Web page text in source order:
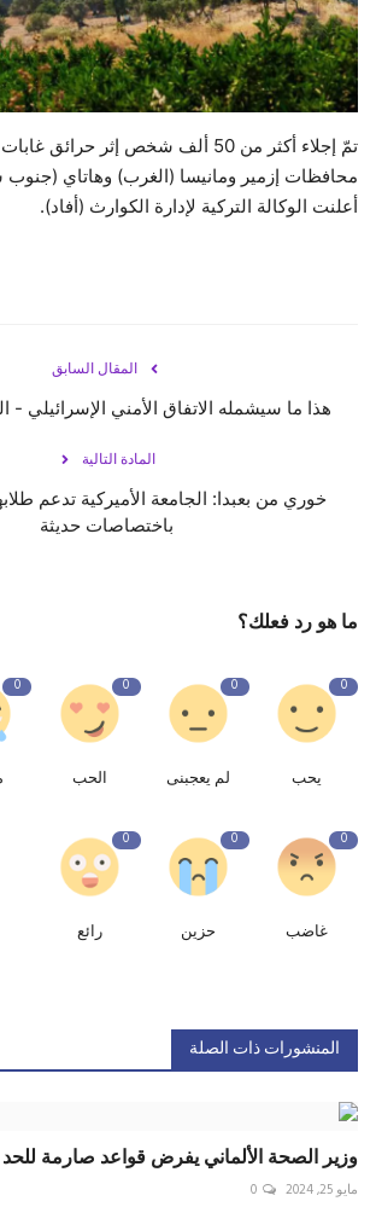
حياة
تمّ إجلاء أكثر من 50 ألف شخص إثر
محافظات إزمير ومانيسا (الغرب) وهاتاي
أعلنت الوكالة التركية لإدارة الكوارث (أفاد).
المقال السابق
هذا ما سيشمله الاتفاق الأمني الإسرائيلي
المادة التالية
خوري من بعبدا: الجامعة الأميركية تدعم
باختصاصات حديثة
ما هو رد فعلك؟
0
يحب
0
لم يعجبنى
0
الحب
0
0
غاضب
0
حزين
0
رائع
المنشورات ذات الصلة
وزير الصحة الألماني يفرض قواعد صارمة
مايو 25, 2024 0